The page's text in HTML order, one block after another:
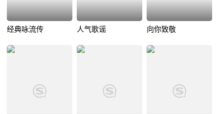
经典咏流传 人气歌谣 向你致敬